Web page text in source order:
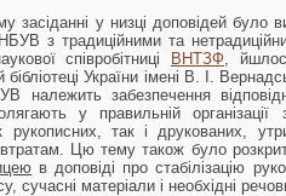
засіданні у низці доповідей було
з традиційними та
співробітниці
ВНТЗФ ,
бібліотеці України імені В. І.
належить забезпечення
у правильній організації
рукописних, так і друкованих,
втратам. Цю тему також було
в доповіді про стабілізацію
сучасні матеріали і необхідні